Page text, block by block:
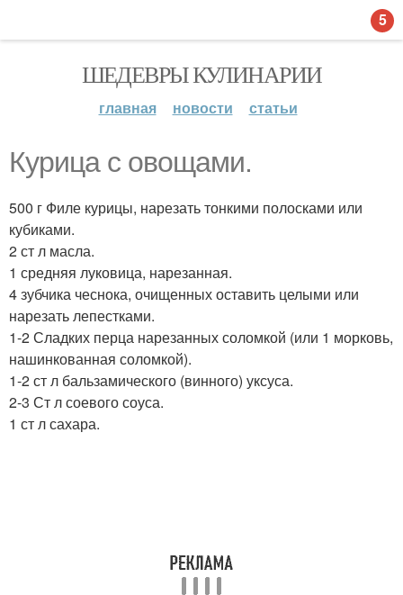
ШЕДЕВРЫ КУЛИНАРИИ
главная новости статьи
Курица с овощами.
500 г Филе курицы, нарезать тонкими полосками или
кубиками.
2 ст л масла.
1 средняя луковица, нарезанная.
4 зубчика чеснока, очищенных оставить целыми или
нарезать лепестками.
1-2 Сладких перца нарезанных соломкой (или 1 морковь,
нашинкованная соломкой).
1-2 ст л бальзамического (винного) уксуса.
2-3 Ст л соевого соуса.
1 ст л сахара.
5